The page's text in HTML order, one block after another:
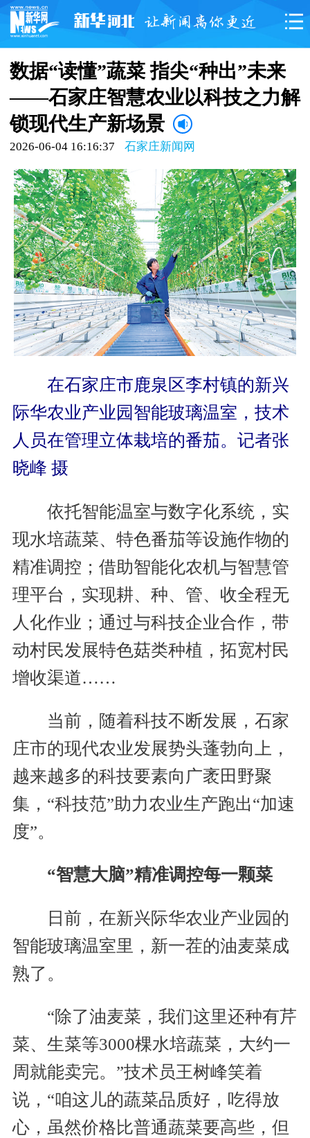
数据“读懂”蔬菜 指尖“种出”未来
——石家庄智慧农业以科技之力解
锁现代生产新场景
2026-06-04 16:16:37 石家庄新闻网
在石家庄市鹿泉区李村镇的新兴
际华农业产业园智能玻璃温室，技术
人员在管理立体栽培的番茄。记者张
晓峰 摄
依托智能温室与数字化系统，实
现水培蔬菜、特色番茄等设施作物的
精准调控；借助智能化农机与智慧管
理平台，实现耕、种、管、收全程无
人化作业；通过与科技企业合作，带
动村民发展特色菇类种植，拓宽村民
增收渠道……
当前，随着科技不断发展，石家
庄市的现代农业发展势头蓬勃向上，
越来越多的科技要素向广袤田野聚
集，“科技范”助力农业生产跑出“加速
度”。
“智慧大脑”精准调控每一颗菜
日前，在新兴际华农业产业园的
智能玻璃温室里，新一茬的油麦菜成
熟了。
“除了油麦菜，我们这里还种有芹
菜、生菜等3000棵水培蔬菜，大约一
周就能卖完。”技术员王树峰笑着
说，“咱这儿的蔬菜品质好，吃得放
心，虽然价格比普通蔬菜要高些，但